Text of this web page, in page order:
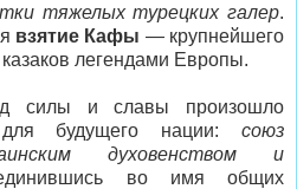
тяжелых турецких галер.
взятие Кафы — крупнейшего
легендами Европы.
силы и славы произошло
будущего нации: союз
духовенством и
во имя общих